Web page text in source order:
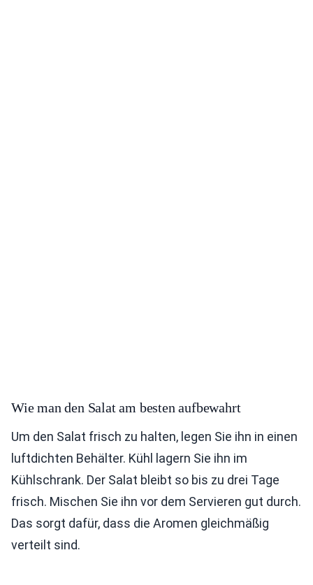
Wie man den Salat am besten aufbewahrt
Um den Salat frisch zu halten, legen Sie ihn in einen
luftdichten Behälter. Kühl lagern Sie ihn im
Kühlschrank. Der Salat bleibt so bis zu drei Tage
frisch. Mischen Sie ihn vor dem Servieren gut durch.
Das sorgt dafür, dass die Aromen gleichmäßig
verteilt sind.